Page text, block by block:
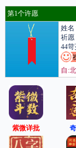
第1个许愿
姓名
祈愿
44
自:
紫微详批